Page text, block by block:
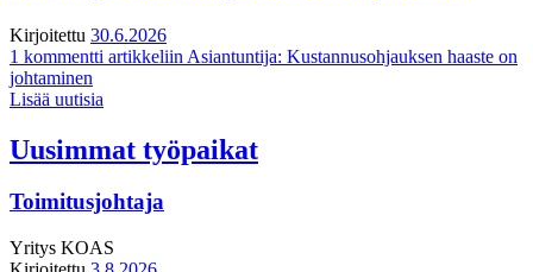
Kirjoitettu 30.6.2026
1 kommentti artikkeliin Asiantuntija: Kustannusohjauksen haaste on
johtaminen
Lisää uutisia
Uusimmat työpaikat
Toimitusjohtaja
Yritys KOAS